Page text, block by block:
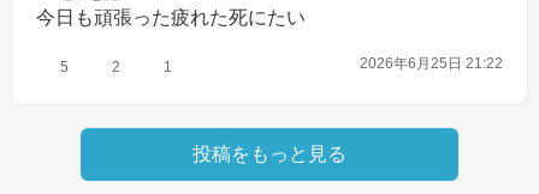
今日も頑張った疲れた死にたい
5 2 1 2026年6月25日 21:22
投稿をもっと見る